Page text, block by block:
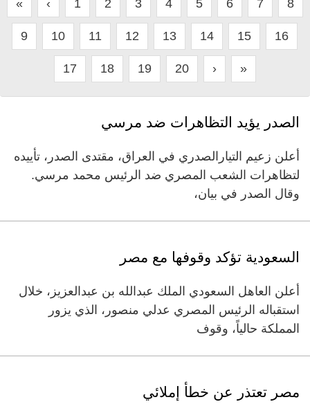
« ‹ 1 2 3 4 5 6 7 8
9 10 11 12 13 14 15 16
17 18 19 20 › »
الصدر يؤيد التظاهرات ضد مرسي
أعلن زعيم التيارالصدري في العراق، مقتدى الصدر، تأييده
لتظاهرات الشعب المصري ضد الرئيس محمد مرسي.
وقال الصدر في بيان،
السعودية تؤكد وقوفها مع مصر
أعلن العاهل السعودي الملك عبدالله بن عبدالعزيز، خلال
استقباله الرئيس المصري عدلي منصور، الذي يزور
المملكة حالياً، وقوف
مصر تعتذر عن خطأ إملائي